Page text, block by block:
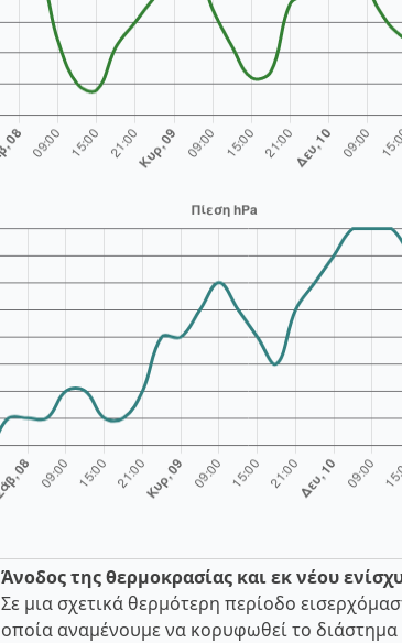
Άνοδος της θερμοκρασίας και εκ νέου
Σε μια σχετικά θερμότερη περίοδο
οποία αναμένουμε να κορυφωθεί το διάστημα